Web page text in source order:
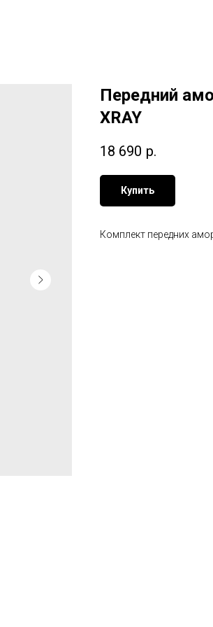
Передний
XRAY
18 690 р.
Купить
Комплект передних